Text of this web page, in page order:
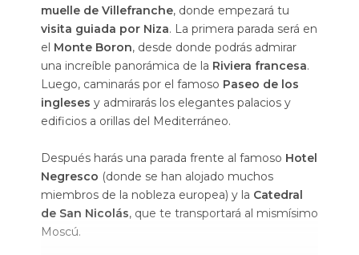
muelle de Villefranche, donde empezará tu
visita guiada por Niza. La primera parada será en
el Monte Boron, desde donde podrás admirar
una increíble panorámica de la Riviera francesa.
Luego, caminarás por el famoso Paseo de los
ingleses y admirarás los elegantes palacios y
edificios a orillas del Mediterráneo.
Después harás una parada frente al famoso Hotel
Negresco (donde se han alojado muchos
miembros de la nobleza europea) y la Catedral
de San Nicolás, que te transportará al mismísimo
Moscú.